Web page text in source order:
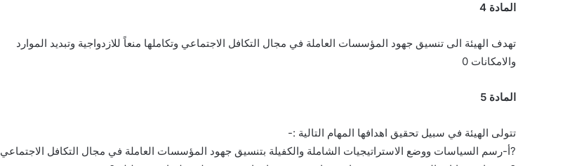
المادة 4
تهدف الهيئة الى تنسيق جهود المؤسسات العاملة في مجال التكافل الاجتماعي وتكاملها منعاً للازدواجية وتبديد الموارد
والامكانات 0
المادة 5
تتولى الهيئة في سبيل تحقيق اهدافها المهام التالية :-
?أ-رسم السياسات ووضع الاستراتيجيات الشاملة والكفيلة بتنسيق جهود المؤسسات العاملة في مجال التكافل الاجتماعي 0